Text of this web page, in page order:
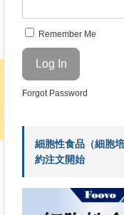
Remember Me
Forgot Password
細胞性食品（細胞
約注文開始